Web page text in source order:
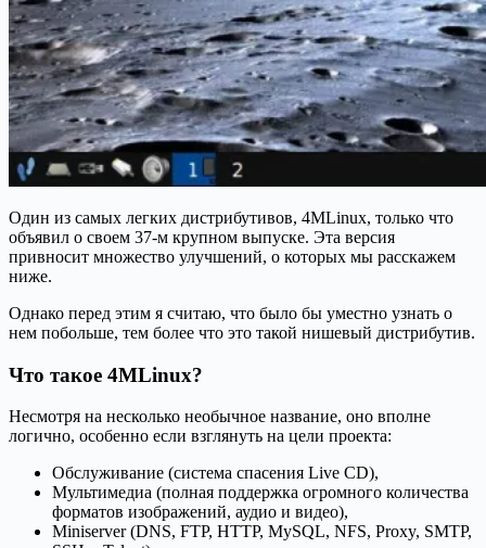
Один из самых легких дистрибутивов, 4MLinux, только что
объявил о своем 37-м крупном выпуске. Эта версия
привносит множество улучшений, о которых мы расскажем
ниже.
Однако перед этим я считаю, что было бы уместно узнать о
нем побольше, тем более что это такой нишевый дистрибутив.
Что такое 4MLinux?
Несмотря на несколько необычное название, оно вполне
логично, особенно если взглянуть на цели проекта:
Обслуживание (система спасения Live CD),
Мультимедиа (полная поддержка огромного количества
форматов изображений, аудио и видео),
Miniserver (DNS, FTP, HTTP, MySQL, NFS, Proxy, SMTP,